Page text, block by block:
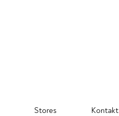
Stores Kontakt